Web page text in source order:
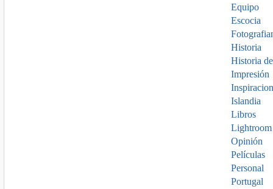
Equipo
Escocia
Historia
Historia
Impresión
Islandia
Libros
Lightroom
Opinión
Películas
Personal
Portugal